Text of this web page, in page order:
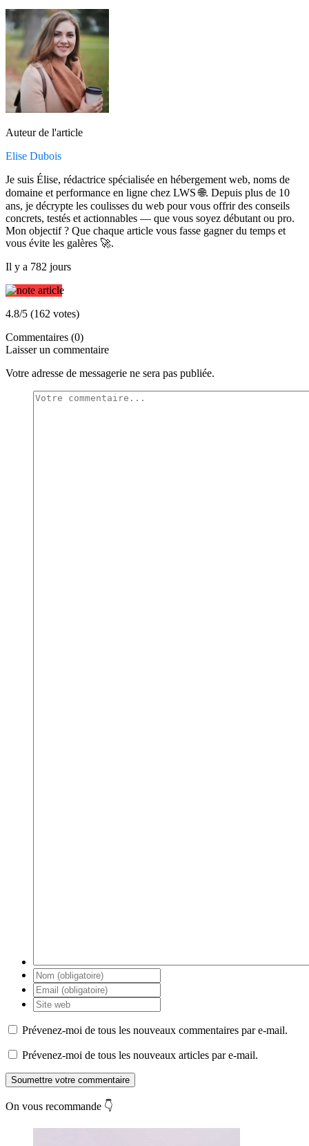
Auteur de l'article
Elise Dubois
Je suis Élise, rédactrice spécialisée en hébergement web, noms de
domaine et performance en ligne chez LWS 🌐. Depuis plus de 10
ans, je décrypte les coulisses du web pour vous offrir des conseils
concrets, testés et actionnables — que vous soyez débutant ou pro.
Mon objectif ? Que chaque article vous fasse gagner du temps et
vous évite les galères 🚀.
Il y a 782 jours
4.8/5 (162 votes)
Commentaires (0)
Laisser un commentaire
Votre adresse de messagerie ne sera pas publiée.
Prévenez-moi de tous les nouveaux commentaires par e-mail.
Prévenez-moi de tous les nouveaux articles par e-mail.
Soumettre votre commentaire
On vous recommande 👇